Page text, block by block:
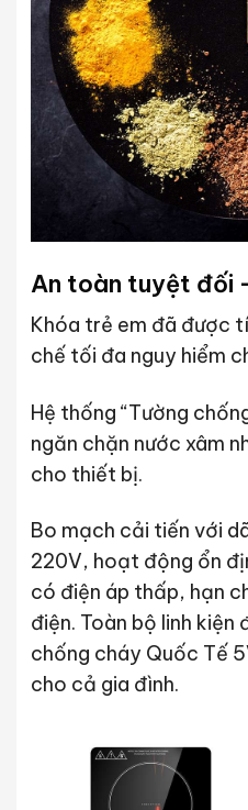
An toàn tuyệt đối
Khóa trẻ em đã được
chế tối đa nguy hiểm
Hệ thống “Tường
ngăn chặn nước xâm
cho thiết bị.
Bo mạch cải tiến với
220V, hoạt động ổn
có điện áp thấp, hạn
điện. Toàn bộ linh
chống cháy Quốc Tế
cho cả gia đình.